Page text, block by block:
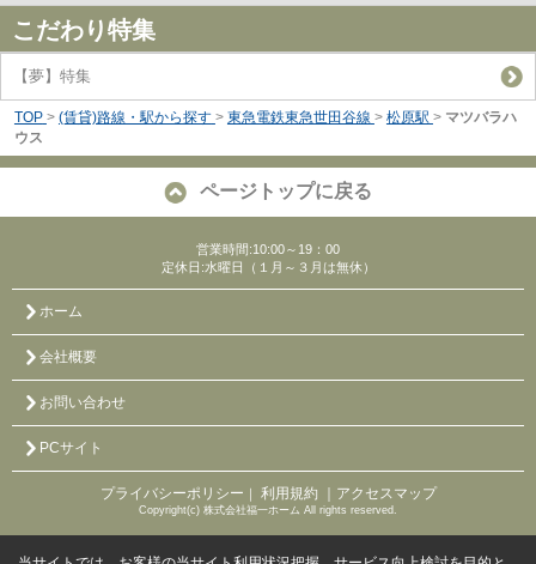
こだわり特集
【夢】特集
TOP > (賃貸)路線・駅から探す > 東急電鉄東急世田谷線 > 松原駅 > マツバラハ
ウス
ページトップに戻る
営業時間:10:00～19：00
定休日:水曜日（１月～３月は無休）
ホーム
会社概要
お問い合わせ
PCサイト
プライバシーポリシー ｜ 利用規約 ｜アクセスマップ
Copyright(c) 株式会社福一ホーム All rights reserved.